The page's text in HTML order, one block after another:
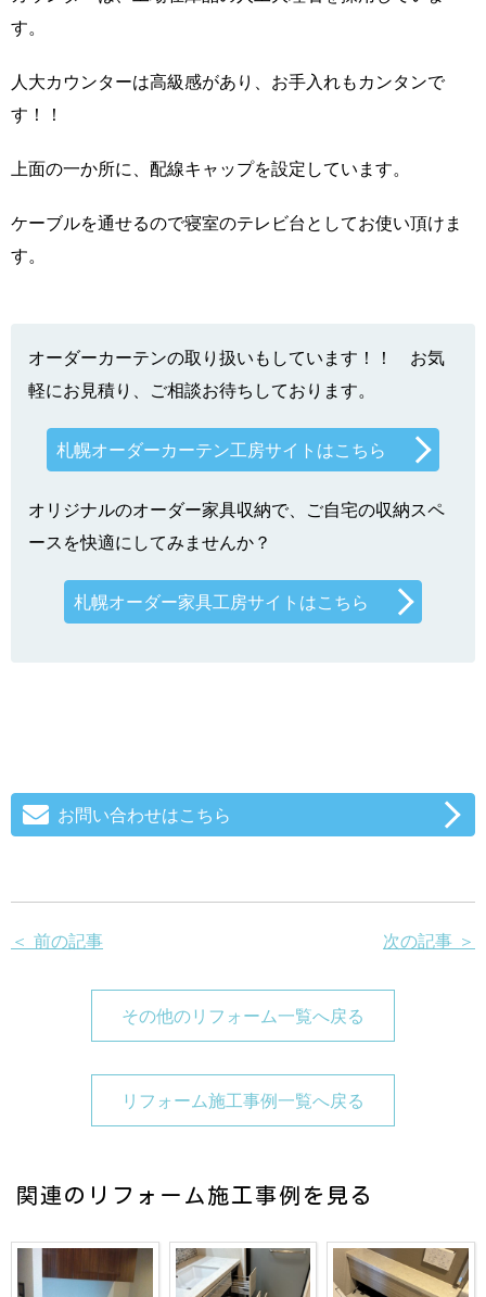
す。
人大カウンターは高級感があり、お手入れもカンタンで
す！！
上面の一か所に、配線キャップを設定しています。
ケーブルを通せるので寝室のテレビ台としてお使い頂けま
す。
オーダーカーテンの取り扱いもしています！！ お気
軽にお見積り、ご相談お待ちしております。
札幌オーダーカーテン工房サイトはこちら
オリジナルのオーダー家具収納で、ご自宅の収納スペ
ースを快適にしてみませんか？
札幌オーダー家具工房サイトはこちら
お問い合わせはこちら
＜ 前の記事 次の記事 ＞
その他のリフォーム一覧へ戻る
リフォーム施工事例一覧へ戻る
関連のリフォーム施工事例を見る